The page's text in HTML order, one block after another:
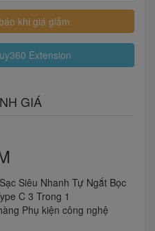
khi giá giảm
Extension
GIÁ
Siêu Nhanh Tự Ngắt Bọc
C 3 Trong 1
Phụ kiện công nghệ